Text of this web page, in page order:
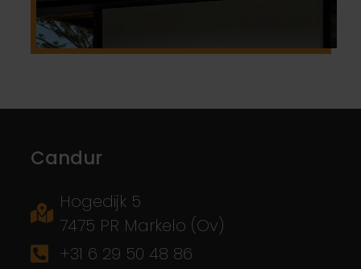
Candur
Hogedijk 5
7475 PR Markelo (Ov)
+31 6 29 50 48 86